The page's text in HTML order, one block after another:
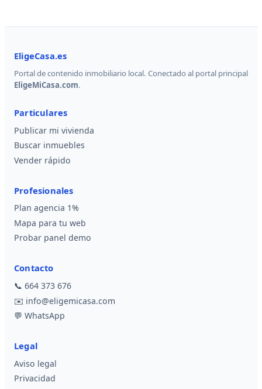
EligeCasa.es
Portal de contenido inmobiliario local. Conectado al portal principal
EligeMiCasa.com.
Particulares
Publicar mi vivienda
Buscar inmuebles
Vender rápido
Profesionales
Plan agencia 1%
Mapa para tu web
Probar panel demo
Contacto
📞 664 373 676
✉️ info@eligemicasa.com
💬 WhatsApp
Legal
Aviso legal
Privacidad